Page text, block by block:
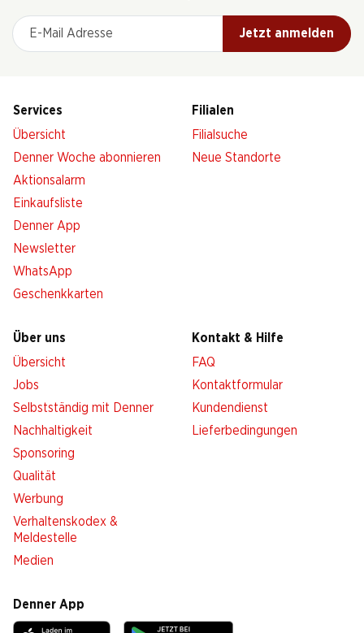
E-Mail Adresse
Jetzt anmelden
Services
Übersicht
Denner Woche abonnieren
Aktionsalarm
Einkaufsliste
Denner App
Newsletter
WhatsApp
Geschenkkarten
Filialen
Filialsuche
Neue Standorte
Über uns
Übersicht
Jobs
Selbstständig mit Denner
Nachhaltigkeit
Sponsoring
Qualität
Werbung
Verhaltenskodex &
Meldestelle
Medien
Kontakt & Hilfe
FAQ
Kontaktformular
Kundendienst
Lieferbedingungen
Denner App